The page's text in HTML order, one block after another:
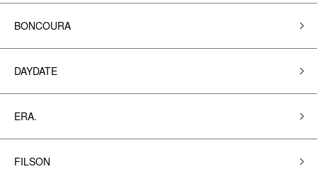
BONCOURA
DAYDATE
ERA.
FILSON